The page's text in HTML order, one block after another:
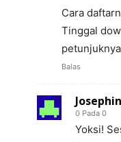
Cara
Tinggal
Balas
0 Pada 0
Yoksi!